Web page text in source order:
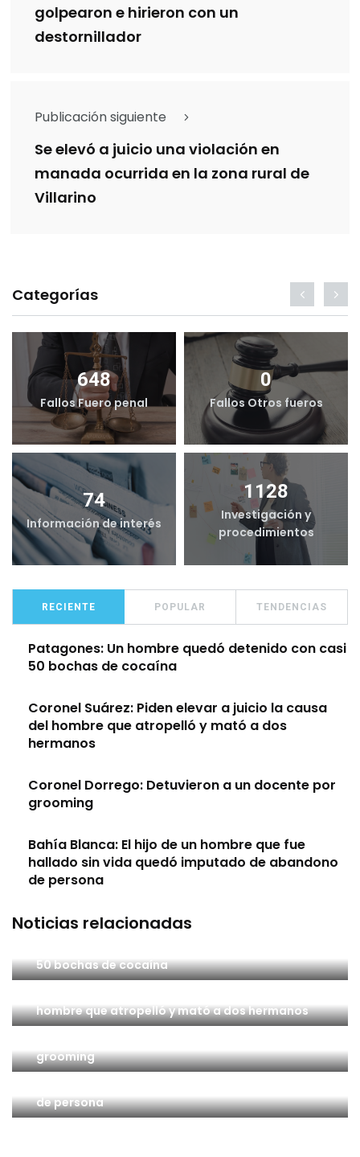
golpearon e hirieron con un
destornillador
Publicación siguiente
Se elevó a juicio una violación en
manada ocurrida en la zona rural de
Villarino
Categorías
648
Fallos Fuero penal
0
Fallos Otros fueros
74
Información de interés
1128
Investigación y
procedimientos
RECIENTE POPULAR TENDENCIAS
Patagones: Un hombre quedó detenido con casi
50 bochas de cocaína
Coronel Suárez: Piden elevar a juicio la causa
del hombre que atropelló y mató a dos
hermanos
Coronel Dorrego: Detuvieron a un docente por
grooming
Bahía Blanca: El hijo de un hombre que fue
hallado sin vida quedó imputado de abandono
de persona
Noticias relacionadas
50 bochas de cocaína
hombre que atropelló y mató a dos hermanos
grooming
Bahía Blanca: El hijo de un hombre que fue
de persona